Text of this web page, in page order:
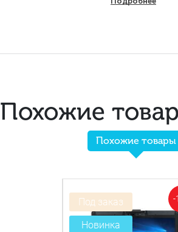
Похожие
Похожие товары
-
Под заказ
Новинка